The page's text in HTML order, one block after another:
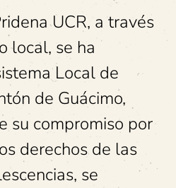
UCR, a través
local, se ha
Local de
de Guácimo,
su compromiso por
derechos de las
se